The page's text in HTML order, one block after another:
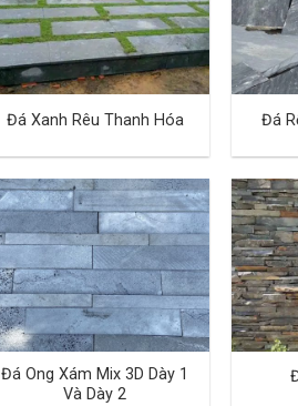
Đá Xanh Rêu Thanh Hóa Đá
Đá Ong Xám Mix 3D Dày 1
Và Dày 2